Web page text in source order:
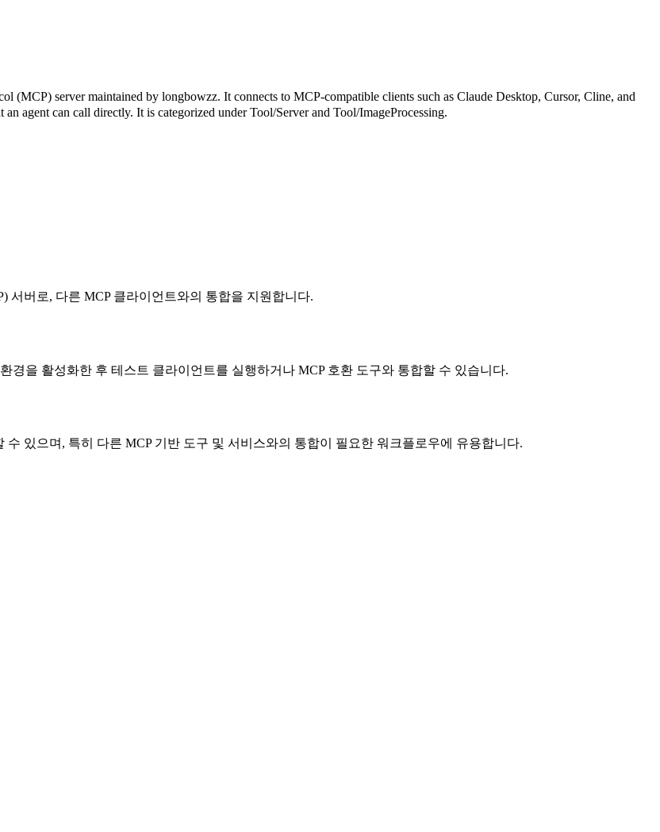
server maintained by longbowzz. It connects to MCP-compatible clients such as Claude Desktop, Cursor, Cline, and
agent can call directly. It is categorized under Tool/Server and Tool/ImageProcessing.
서버로, 다른 MCP 클라이언트와의 통합을 지원합니다.
경을 활성화한 후 테스트 클라이언트를 실행하거나 MCP 호환 도구와 통합할 수 있습니다.
있으며, 특히 다른 MCP 기반 도구 및 서비스와의 통합이 필요한 워크플로우에 유용합니다.